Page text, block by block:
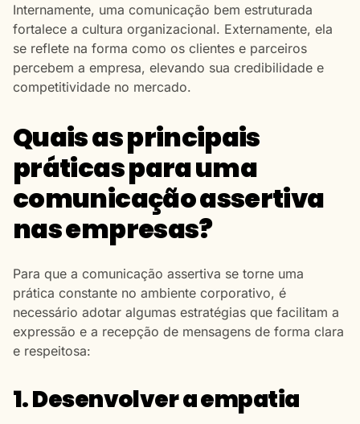
Internamente, uma comunicação bem estruturada
fortalece a cultura organizacional. Externamente, ela
se reflete na forma como os clientes e parceiros
percebem a empresa, elevando sua credibilidade e
competitividade no mercado.
Quais as principais
práticas para uma
comunicação assertiva
nas empresas?
Para que a comunicação assertiva se torne uma
prática constante no ambiente corporativo, é
necessário adotar algumas estratégias que facilitam a
expressão e a recepção de mensagens de forma clara
e respeitosa:
1. Desenvolver a empatia